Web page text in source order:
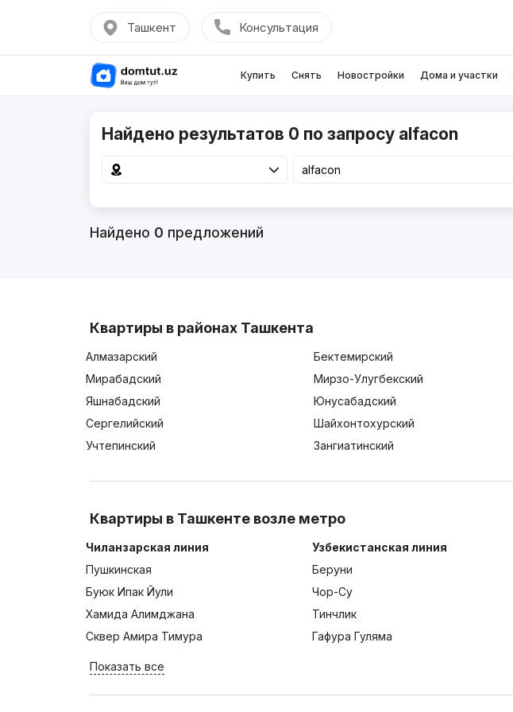
Ташкент Консультация
Купить Снять Новостройки Дома и участки
Найдено результатов 0 по запросу alfacon
Найдено 0 предложений
Квартиры в районах Ташкента
Алмазарский Бектемирский
Мирабадский
Мирзо-Улугбекский
Яшнабадский
Юнусабадский
Сергелийский
Шайхонтохурский
Учтепинский
Зангиатинский
Квартиры в Ташкенте возле метро
Чиланзарская линия
Пушкинская
Буюк Ипак Йули
Хамида Алимджана
Сквер Амира Тимура
Узбекистанская линия
Беруни
Чор-Су
Тинчлик
Гафура Гуляма
Показать все